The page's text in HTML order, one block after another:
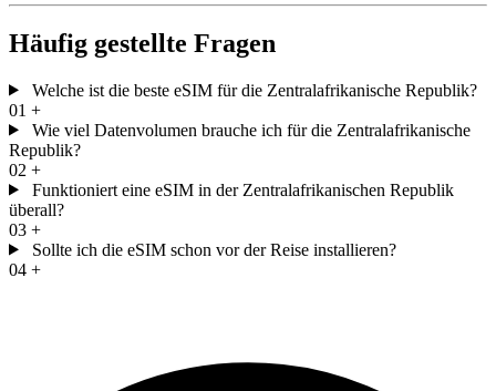
Häufig gestellte Fragen
Welche ist die beste eSIM für die Zentralafrikanische Republik?
01 +
Wie viel Datenvolumen brauche ich für die Zentralafrikanische
Republik?
02 +
Funktioniert eine eSIM in der Zentralafrikanischen Republik
überall?
03 +
Sollte ich die eSIM schon vor der Reise installieren?
04 +